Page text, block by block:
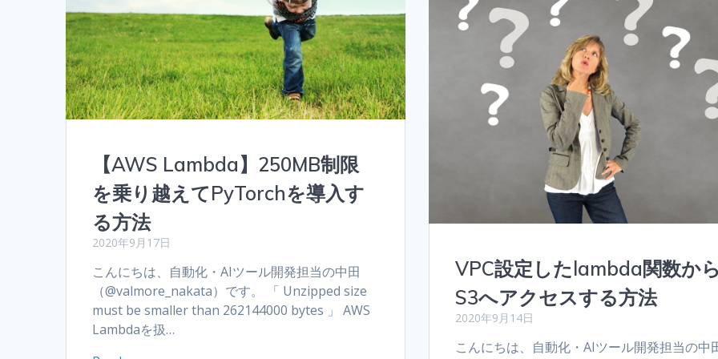
【AWS Lambda】250MB制限
を乗り越えてPyTorchを導入す
る方法
2020年9月17日
こんにちは、自動化・AIツール開発担当の中田
（@valmore_nakata）です。 「 Unzipped size
must be smaller than 262144000 bytes 」 AWS
Lambdaを扱…
VPC設定したlambda関数か
S3へアクセスする方法
2020年9月14日
こんにちは、自動化・AIツール開発担当の中